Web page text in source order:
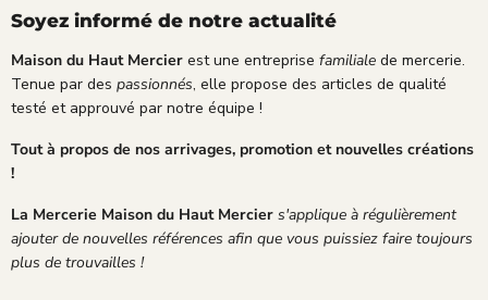
r
a
i
t
t
;
;
a
c
e
e
t
é
e
u
.
co
urt
Je
ple
ine
Soyez informé de notre actualité
Maison du Haut Mercier est une entreprise familiale de mercerie.
Tenue par des passionnés, elle propose des articles de qualité
testé et approuvé par notre équipe !
Tout à propos de nos arrivages, promotion et nouvelles créations
!
La Mercerie Maison du Haut Mercier s'applique à régulièrement
ajouter de nouvelles références afin que vous puissiez faire toujours
plus de trouvailles !